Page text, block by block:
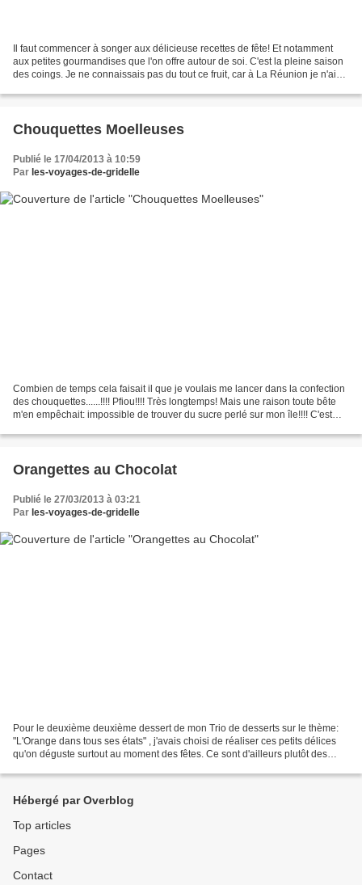
Il faut commencer à songer aux délicieuse recettes de fête! Et notamment
aux petites gourmandises que l'on offre autour de soi. C'est la pleine saison
des coings. Je ne connaissais pas du tout ce fruit, car à La Réunion je n'ai
Chouquettes Moelleuses
Publié le 17/04/2013 à 10:59
Par les-voyages-de-gridelle
Combien de temps cela faisait il que je voulais me lancer dans la confection
des chouquettes......!!!! Pfiou!!!! Très longtemps! Mais une raison toute bête
m'en empêchait: impossible de trouver du sucre perlé sur mon île!!!! C'est
Orangettes au Chocolat
Publié le 27/03/2013 à 03:21
Par les-voyages-de-gridelle
Pour le deuxième deuxième dessert de mon Trio de desserts sur le thème:
"L'Orange dans tous ses états" , j'avais choisi de réaliser ces petits délices
qu'on déguste surtout au moment des fêtes. Ce sont d'ailleurs plutôt des
Hébergé par Overblog
Top articles
Pages
Contact